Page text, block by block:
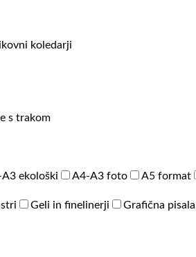
koledarji
s trakom
ekološki A4-A3 foto A5 format
Geli in finelinerji Grafična pisala